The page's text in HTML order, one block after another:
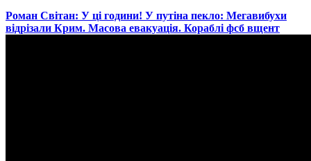
​Роман Світан: У ці години! У путіна пекло: Мегавибухи
відрізали Крим. Масова евакуація. Кораблі фсб вщент